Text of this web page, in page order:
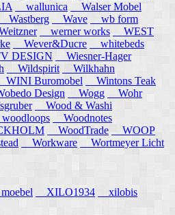
wallunica
Walser Mobel
Wastberg Wave
wb form
werner works
WEST
Wever&Ducre
whitebeds
DESIGN
Wiesner-Hager
Wildspirit
Wilkhahn
WINI Buromobel
Wintons Teak
Design Wogg
Wohr
Wood & Washi
Woodnotes
WoodTrade
WOOP
Workware
Wortmeyer Licht
XILO1934 xilobis